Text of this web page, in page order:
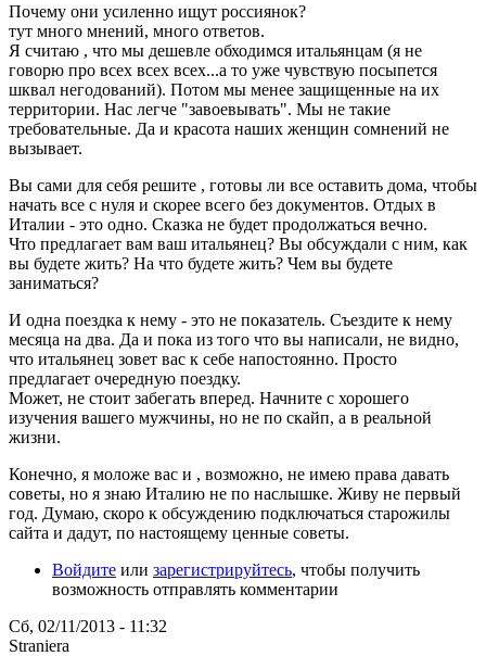
Почему они усиленно ищут россиянок?
тут много мнений, много ответов.
Я считаю , что мы дешевле обходимся итальянцам (я не
говорю про всех всех всех...а то уже чувствую посыпется
шквал негодований). Потом мы менее защищенные на их
территории. Нас легче "завоевывать". Мы не такие
требовательные. Да и красота наших женщин сомнений не
вызывает.
Вы сами для себя решите , готовы ли все оставить дома, чтобы
начать все с нуля и скорее всего без документов. Отдых в
Италии - это одно. Сказка не будет продолжаться вечно.
Что предлагает вам ваш итальянец? Вы обсуждали с ним, как
вы будете жить? На что будете жить? Чем вы будете
заниматься?
И одна поездка к нему - это не показатель. Съездите к нему
месяца на два. Да и пока из того что вы написали, не видно,
что итальянец зовет вас к себе напостоянно. Просто
предлагает очередную поездку.
Может, не стоит забегать вперед. Начните с хорошего
изучения вашего мужчины, но не по скайп, а в реальной
жизни.
Конечно, я моложе вас и , возможно, не имею права давать
советы, но я знаю Италию не по наслышке. Живу не первый
год. Думаю, скоро к обсуждению подключаться старожилы
сайта и дадут, по настоящему ценные советы.
Войдите или зарегистрируйтесь, чтобы получить
возможность отправлять комментарии
Сб, 02/11/2013 - 11:32
Straniera